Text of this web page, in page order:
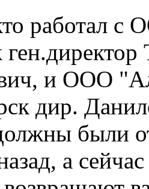
работал
и ООО
дир.
были
а